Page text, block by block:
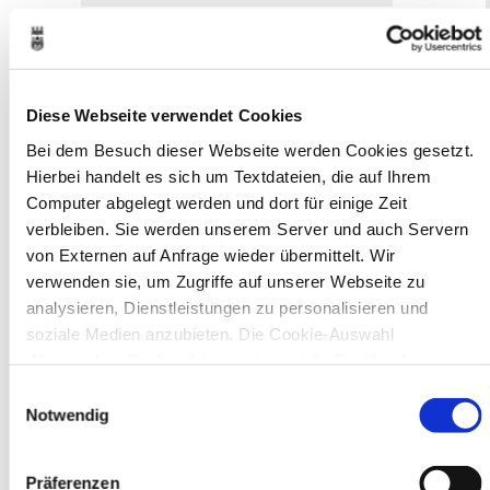
Diese Webseite verwendet Cookies
Bei dem Besuch dieser Webseite werden Cookies gesetzt.
Hierbei handelt es sich um Textdateien, die auf Ihrem
Computer abgelegt werden und dort für einige Zeit
verbleiben. Sie werden unserem Server und auch Servern
von Externen auf Anfrage wieder übermittelt. Wir
verwenden sie, um Zugriffe auf unserer Webseite zu
analysieren, Dienstleistungen zu personalisieren und
soziale Medien anzubieten. Die Cookie-Auswahl
(USA) mit unzureichendem Datenschutzniveau verarbeiten.
Überwachungszwecken von anderen missbraucht werden,
Notwendig
Präferenzen
In Recklinghausen gibt es verschiedene
Museen zu entdecken, darunter das
Mehr
Bürgerbeteiligung